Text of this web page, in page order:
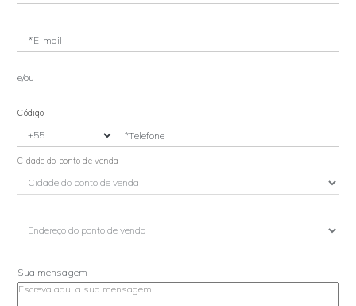
*E-mail
e/ou
Código
*Telefone
Cidade do ponto de venda
Sua mensagem